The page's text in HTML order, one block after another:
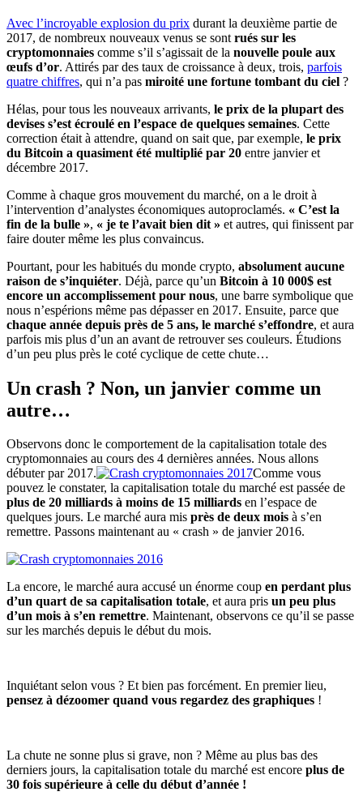
Avec l’incroyable explosion du prix durant la deuxième partie de
2017, de nombreux nouveaux venus se sont rués sur les
cryptomonnaies comme s’il s’agissait de la nouvelle poule aux
œufs d’or. Attirés par des taux de croissance à deux, trois, parfois
quatre chiffres, qui n’a pas miroité une fortune tombant du ciel ?
Hélas, pour tous les nouveaux arrivants, le prix de la plupart des
devises s’est écroulé en l’espace de quelques semaines. Cette
correction était à attendre, quand on sait que, par exemple, le prix
du Bitcoin a quasiment été multiplié par 20 entre janvier et
décembre 2017.
Comme à chaque gros mouvement du marché, on a le droit à
l’intervention d’analystes économiques autoproclamés. « C’est la
fin de la bulle », « je te l’avait bien dit » et autres, qui finissent par
faire douter même les plus convaincus.
Pourtant, pour les habitués du monde crypto, absolument aucune
raison de s’inquiéter. Déjà, parce qu’un Bitcoin à 10 000$ est
encore un accomplissement pour nous, une barre symbolique que
nous n’espérions même pas dépasser en 2017. Ensuite, parce que
chaque année depuis près de 5 ans, le marché s’effondre, et aura
parfois mis plus d’un an avant de retrouver ses couleurs. Étudions
d’un peu plus près le coté cyclique de cette chute…
Un crash ? Non, un janvier comme un
autre…
Observons donc le comportement de la capitalisation totale des
cryptomonnaies au cours des 4 dernières années. Nous allons
débuter par 2017.
Comme vous
pouvez le constater, la capitalisation totale du marché est passée de
plus de 20 milliards à moins de 15 milliards en l’espace de
quelques jours. Le marché aura mis près de deux mois à s’en
remettre. Passons maintenant au « crash » de janvier 2016.
La encore, le marché aura accusé un énorme coup en perdant plus
d’un quart de sa capitalisation totale, et aura pris un peu plus
d’un mois à s’en remettre. Maintenant, observons ce qu’il se passe
sur les marchés depuis le début du mois.
Inquiétant selon vous ? Et bien pas forcément. En premier lieu,
pensez à dézoomer quand vous regardez des graphiques !
La chute ne sonne plus si grave, non ? Même au plus bas des
derniers jours, la capitalisation totale du marché est encore plus de
30 fois supérieure à celle du début d’année !